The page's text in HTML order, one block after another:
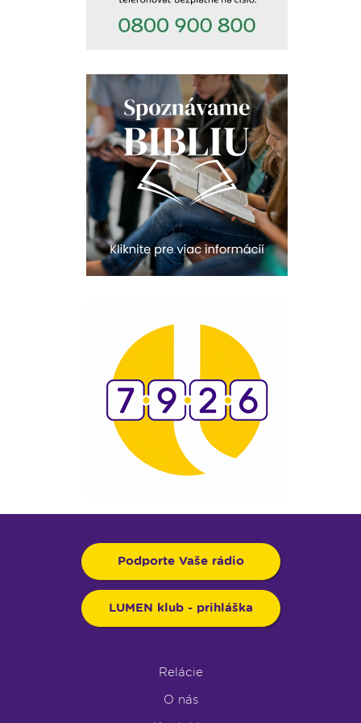
Podporte Vaše rádio
LUMEN klub - prihláška
Relácie
O nás